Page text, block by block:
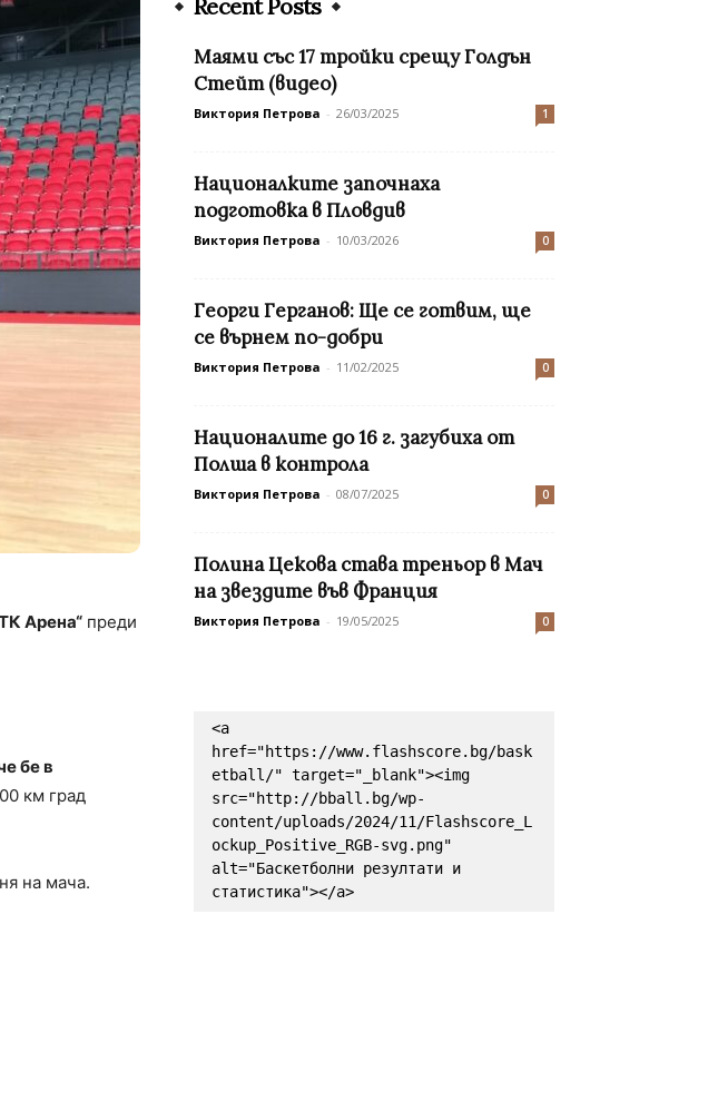
Арена“ преди
бе в
км град
на мача.
Recent Posts
Маями със 17 тройки срещу Голдън
Стейт (видео)
Виктория Петрова - 26/03/2025 1
Националките започнаха
подготовка в Пловдив
Виктория Петрова - 10/03/2026 0
Георги Герганов: Ще се готвим, ще
се върнем по-добри
Виктория Петрова - 11/02/2025 0
Националите до 16 г. загубиха от
Полша в контрола
Виктория Петрова - 08/07/2025 0
Полина Цекова става треньор в Мач
на звездите във Франция
Виктория Петрова - 19/05/2025 0
<a
href="https://www.flashscore.bg/bask
etball/" target="_blank"><img
src="http://bball.bg/wp-
content/uploads/2024/11/Flashscore_L
ockup_Positive_RGB-svg.png"
alt="Баскетболни резултати и
статистика"></a>